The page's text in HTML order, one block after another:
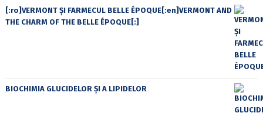
[:ro]VERMONT ȘI FARMECUL BELLE ÉPOQUE[:en]VERMONT AND
THE CHARM OF THE BELLE ÉPOQUE[:]
BIOCHIMIA GLUCIDELOR ȘI A LIPIDELOR